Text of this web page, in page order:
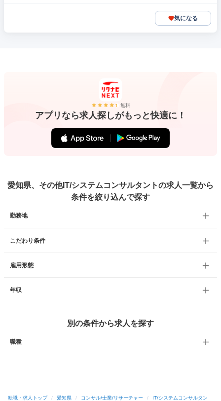
気になる
無料
アプリなら求人探しがもっと快適に！
愛知県、その他IT/システムコンサルタントの求人一覧から
条件を絞り込んで探す
勤務地
こだわり条件
雇用形態
年収
別の条件から求人を探す
職種
転職・求人トップ / 愛知県 / コンサル/士業/リサーチャー / IT/システムコンサルタン